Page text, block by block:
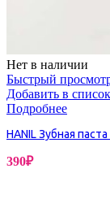
Нет в наличии
Быстрый
Добавить в
Подробнее
HANIL Зубная
390₽